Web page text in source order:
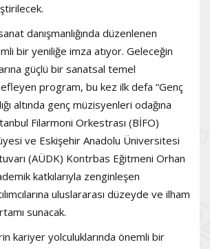
danışmanlığında düzenlenen
bir yeniliğe imza atıyor. Geleceğin
güçlü bir sanatsal temel
program, bu kez ilk defa “Genç
altında genç müzisyenleri odağına
Filarmoni Orkestrası (BİFO)
ve Eskişehir Anadolu Üniversitesi
(AÜDK) Kontrbas Eğitmeni Orhan
katkılarıyla zenginleşen
uluslararası düzeyde ve ilham
sunacak.
kariyer yolculuklarında önemli bir